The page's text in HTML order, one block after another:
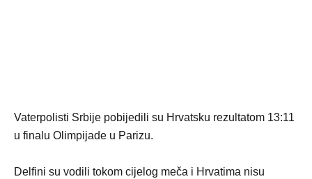
Vaterpolisti Srbije pobijedili su Hrvatsku rezultatom 13:11
u finalu Olimpijade u Parizu.
Delfini su vodili tokom cijelog meča i Hrvatima nisu